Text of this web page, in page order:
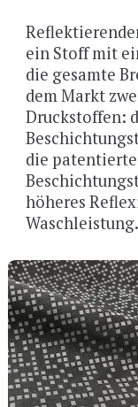
ein Stoff mit
die gesamte
dem Markt
Druckstoffen:
die
höheres
Waschleistung.